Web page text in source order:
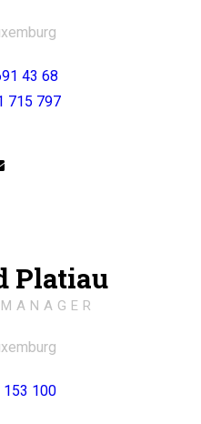
43 68
715 797
Platiau
100